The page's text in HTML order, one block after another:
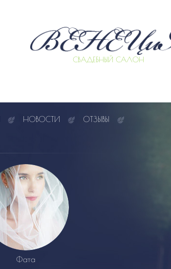
СВАДЕБНЫЙ САЛОН
НОВОСТИ
ОТЗЫВЫ
Фата